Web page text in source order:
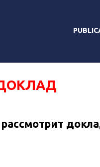
рассмотрит